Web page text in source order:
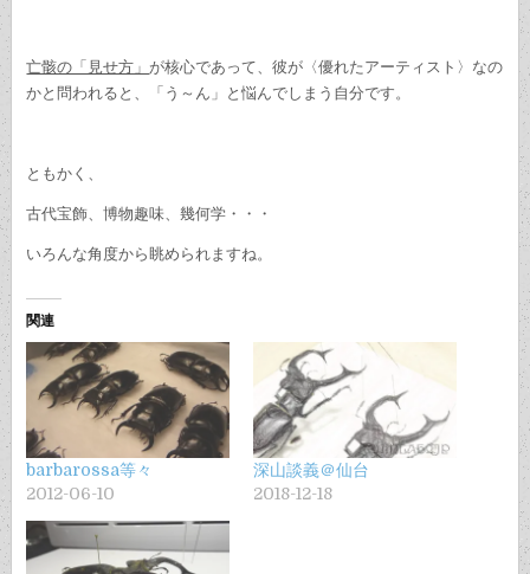
亡骸の「見せ方」 が核心であって、彼が〈優れたアーティスト〉なの
かと問われると、「う～ん」と悩んでしまう自分です。
ともかく、
古代宝飾、博物趣味、幾何学・・・
いろんな角度から眺められますね。
関連
barbarossa等々
2012-06-10
深山談義＠仙台
2018-12-18